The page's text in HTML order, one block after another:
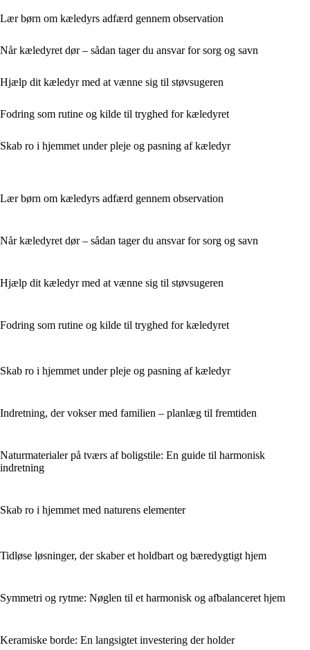
Lær børn om kæledyrs adfærd gennem observation
Når kæledyret dør – sådan tager du ansvar for sorg og savn
Hjælp dit kæledyr med at vænne sig til støvsugeren
Fodring som rutine og kilde til tryghed for kæledyret
Skab ro i hjemmet under pleje og pasning af kæledyr
Lær børn om kæledyrs adfærd gennem observation
Når kæledyret dør – sådan tager du ansvar for sorg og savn
Hjælp dit kæledyr med at vænne sig til støvsugeren
Fodring som rutine og kilde til tryghed for kæledyret
Skab ro i hjemmet under pleje og pasning af kæledyr
Indretning, der vokser med familien – planlæg til fremtiden
Naturmaterialer på tværs af boligstile: En guide til harmonisk
indretning
Skab ro i hjemmet med naturens elementer
Tidløse løsninger, der skaber et holdbart og bæredygtigt hjem
Symmetri og rytme: Nøglen til et harmonisk og afbalanceret hjem
Keramiske borde: En langsigtet investering der holder